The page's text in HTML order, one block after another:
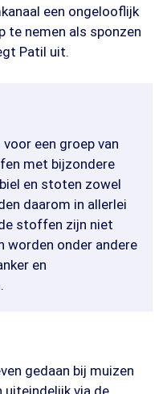
een ongelooflijk
te nemen als sponzen
Patil uit.
voor een groep van
met bijzondere
en stoten zowel
daarom in allerlei
stoffen zijn niet
worden onder andere
en
gedaan bij muizen
via de